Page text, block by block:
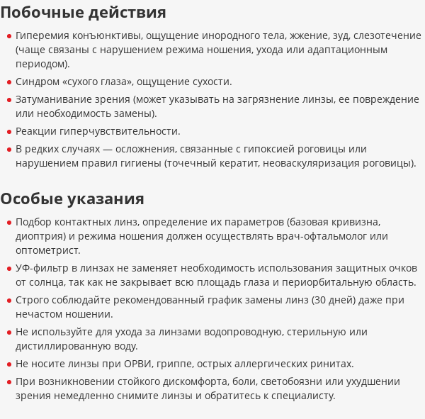
Побочные действия
Гиперемия конъюнктивы, ощущение инородного тела, жжение, зуд, слезотечение
(чаще связаны с нарушением режима ношения, ухода или адаптационным
периодом).
Синдром «сухого глаза», ощущение сухости.
Затуманивание зрения (может указывать на загрязнение линзы, ее повреждение
или необходимость замены).
Реакции гиперчувствительности.
В редких случаях — осложнения, связанные с гипоксией роговицы или
нарушением правил гигиены (точечный кератит, неоваскуляризация роговицы).
Особые указания
Подбор контактных линз, определение их параметров (базовая кривизна,
диоптрия) и режима ношения должен осуществлять врач-офтальмолог или
оптометрист.
УФ-фильтр в линзах не заменяет необходимость использования защитных очков
от солнца, так как не закрывает всю площадь глаза и периорбитальную область.
Строго соблюдайте рекомендованный график замены линз (30 дней) даже при
нечастом ношении.
Не используйте для ухода за линзами водопроводную, стерильную или
дистиллированную воду.
Не носите линзы при ОРВИ, гриппе, острых аллергических ринитах.
При возникновении стойкого дискомфорта, боли, светобоязни или ухудшении
зрения немедленно снимите линзы и обратитесь к специалисту.